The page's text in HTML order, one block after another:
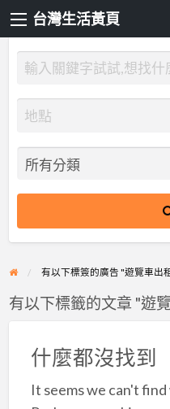
台灣生活黃頁
有以下標簽的廣告 "遊覽車出
有以下標籤的文章 "遊
什麼都沒找到
It seems we can't